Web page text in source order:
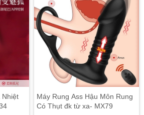
Nhiệt
Máy Rung Ass Hậu Môn Rung
Có Thụt đk từ xa- MX79